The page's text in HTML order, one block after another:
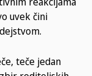
uvek čini
teče jedan